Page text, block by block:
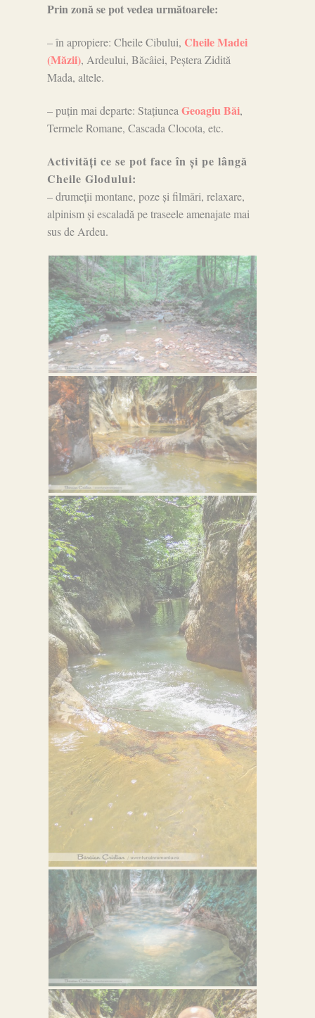
Prin zonă se pot vedea următoarele:
– în apropiere: Cheile Cibului, Cheile Madei
(Măzii), Ardeului, Băcâiei, Peștera Zidită
Mada, altele.
– puțin mai departe: StațiuneaGeoagiu Băi,
Termele Romane, Cascada Clocota, etc.
Activități ce se pot face în și pe lângă
Cheile Glodului:
– drumeții montane, poze și filmări, relaxare,
alpinism și escaladă pe traseele amenajate mai
sus de Ardeu.